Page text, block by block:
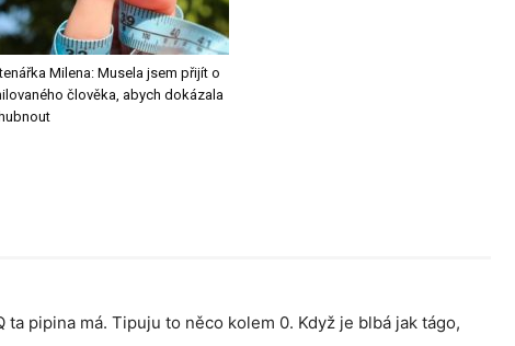
Milena: Musela jsem přijít o
člověka, abych dokázala
ta pipina má. Tipuju to něco kolem 0. Když je blbá jak tágo,